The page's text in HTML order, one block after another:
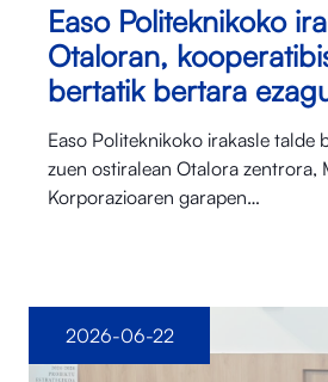
Easo Politeknikoko
Otaloran,
bertatik bertara
Easo Politeknikoko irakasle talde
zuen ostiralean Otalora⁠ zentrora,
Korporazioaren garapen…
2026-06-22